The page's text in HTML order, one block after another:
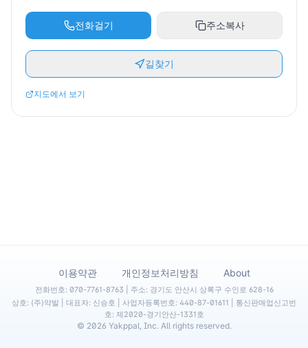
전화걸기 주소복사
길찾기
지도에서 보기
이용약관 개인정보처리방침 About
전화번호: 070-7761-8763 | 주소: 경기도 안산시 상록구 수인로 628-16
상호: (주)약발 | 대표자: 신승호 | 사업자등록번호: 440-87-01611 | 통신판매업신고번
호: 제2020-경기안산-1331호
© 2026 Yakppal, Inc. All rights reserved.